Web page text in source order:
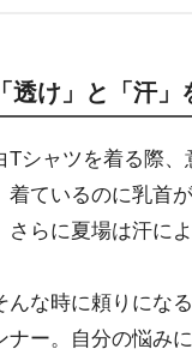
「透け」と「汗
シャツを着る際、
着ているのに乳首
さらに夏場は汗に
な時に頼りにな
ナー。自分の悩み